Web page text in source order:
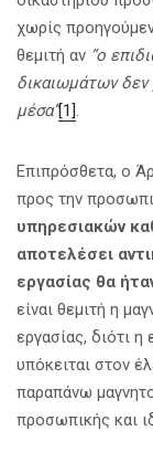
χωρίς
θεμιτή αν “ο
δικαιωμάτων δεν
μέσα”[1].
Επιπρόσθετα, ο
προς την
υπηρεσιακών
αποτελέσει
εργασίας θα
είναι θεμιτή η
εργασίας, διότι
υπόκειται στον
παραπάνω
προσωπικής και